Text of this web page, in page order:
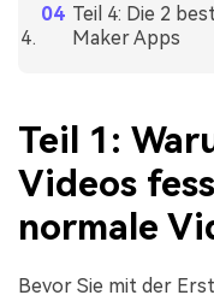
Teil 4: Die 2
Maker Apps
Teil 1:
Videos
normale
Bevor Sie mit der